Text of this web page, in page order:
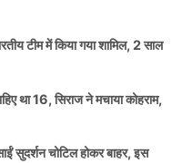
टीम में किया गया शामिल, 2 साल
16, सिराज ने मचाया कोहराम,
सुदर्शन चोटिल होकर बाहर, इस